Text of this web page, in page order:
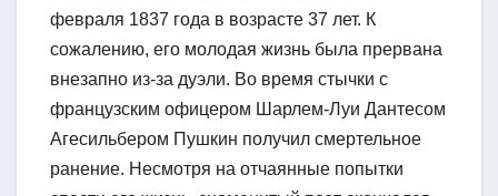
февраля 1837 года в возрасте 37 лет. К
сожалению, его молодая жизнь была прервана
внезапно из-за дуэли. Во время стычки с
французским офицером Шарлем-Луи Дантесом
Агесильбером Пушкин получил смертельное
ранение. Несмотря на отчаянные попытки